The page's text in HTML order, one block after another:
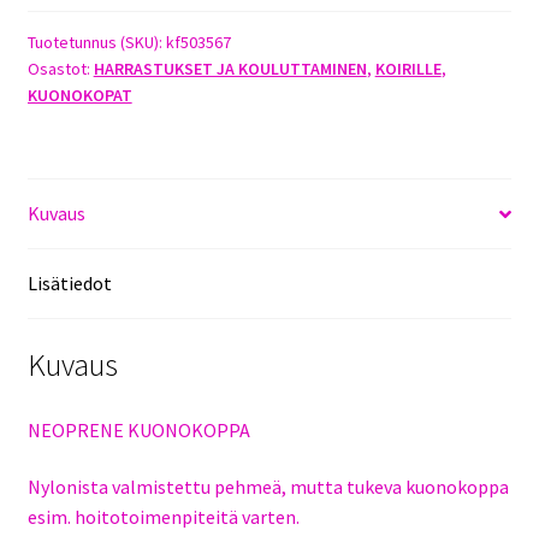
määrä
Tuotetunnus (SKU): kf503567
Osastot: HARRASTUKSET JA KOULUTTAMINEN, KOIRILLE,
KUONOKOPAT
Kuvaus
Lisätiedot
Kuvaus
NEOPRENE KUONOKOPPA
Nylonista valmistettu pehmeä, mutta tukeva kuonokoppa
esim. hoitotoimenpiteitä varten.